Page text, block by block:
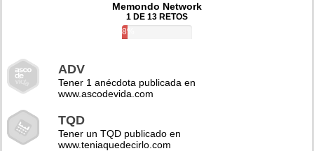
Memondo Network
1 DE 13 RETOS
8%
ADV
Tener 1 anécdota publicada en
www.ascodevida.com
TQD
Tener un TQD publicado en
www.teniaquedecirlo.com